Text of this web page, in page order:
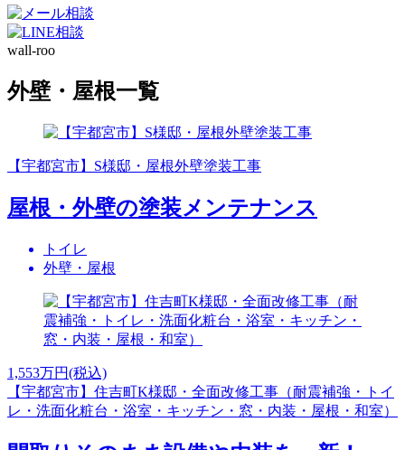
wall-roo
外壁・屋根一覧
【宇都宮市】S様邸・屋根外壁塗装工事
屋根・外壁の塗装メンテナンス
トイレ
外壁・屋根
1,553万円(税込)
【宇都宮市】住吉町K様邸・全面改修工事（耐震補強・トイ
レ・洗面化粧台・浴室・キッチン・窓・内装・屋根・和室）